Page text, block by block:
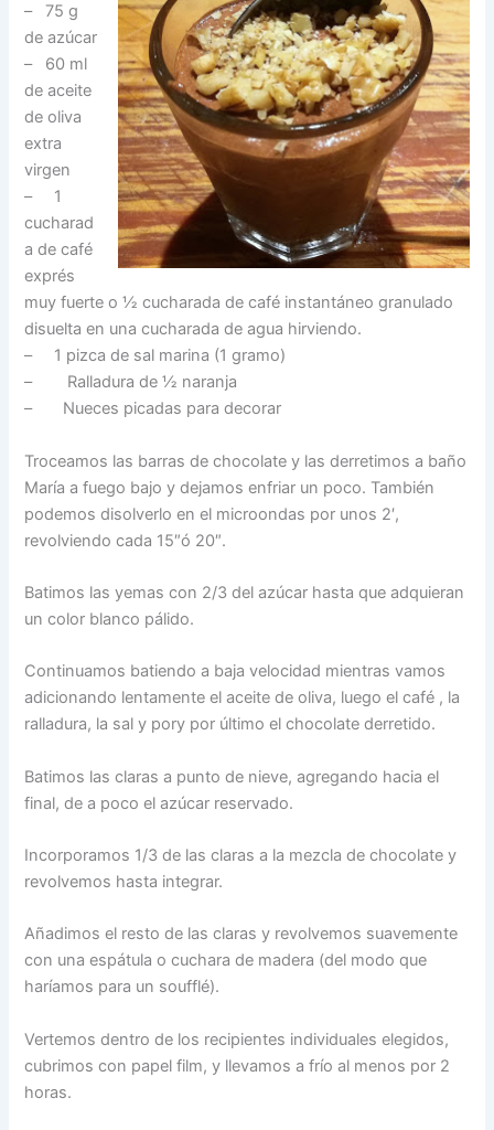
– 75 g
de azúcar
– 60 ml
de aceite
de oliva
extra
virgen
– 1
cucharad
a de café
exprés
muy fuerte o ½ cucharada de café instantáneo granulado
disuelta en una cucharada de agua hirviendo.
– 1 pizca de sal marina (1 gramo)
– Ralladura de ½ naranja
– Nueces picadas para decorar
Troceamos las barras de chocolate y las derretimos a baño
María a fuego bajo y dejamos enfriar un poco. También
podemos disolverlo en el microondas por unos 2′,
revolviendo cada 15″ó 20″.
Batimos las yemas con 2/3 del azúcar hasta que adquieran
un color blanco pálido.
Continuamos batiendo a baja velocidad mientras vamos
adicionando lentamente el aceite de oliva, luego el café , la
ralladura, la sal y pory por último el chocolate derretido.
Batimos las claras a punto de nieve, agregando hacia el
final, de a poco el azúcar reservado.
Incorporamos 1/3 de las claras a la mezcla de chocolate y
revolvemos hasta integrar.
Añadimos el resto de las claras y revolvemos suavemente
con una espátula o cuchara de madera (del modo que
haríamos para un soufflé).
Vertemos dentro de los recipientes individuales elegidos,
cubrimos con papel film, y llevamos a frío al menos por 2
horas.